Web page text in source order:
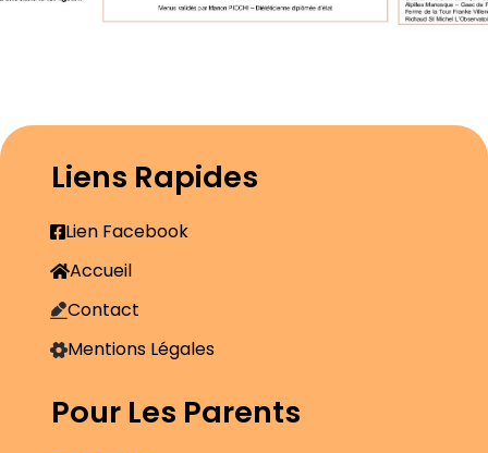
Liens Rapides
Lien Facebook
Accueil
Contact
Mentions Légales
Pour Les Parents